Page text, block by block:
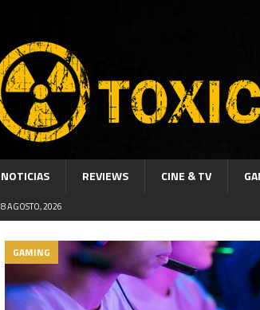
NOTICIAS REVIEWS CINE & TV
8 AGOSTO, 2026
GAMING